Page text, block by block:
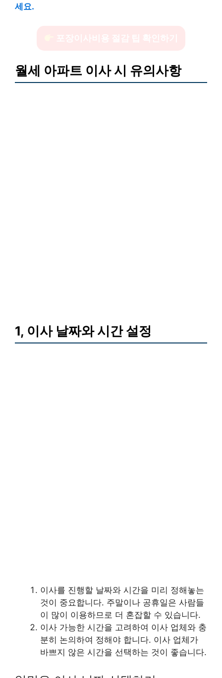
세요.
월세 아파트 이사 시 유의사항
1, 이사 날짜와 시간 설정
이사를 진행할 날짜와 시간을 미리 정해놓는
것이 중요합니다. 주말이나 공휴일은 사람들
이 많이 이용하므로 더 혼잡할 수 있습니다.
이사 가능한 시간을 고려하여 이사 업체와 충
분히 논의하여 정해야 합니다. 이사 업체가
바쁘지 않은 시간을 선택하는 것이 좋습니다.